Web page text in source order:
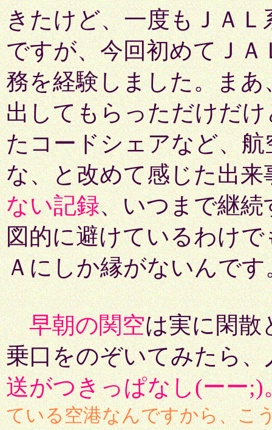
きたけど、一度もＪＡ
ですが、今回初めてＪ
務を経験しました。ま
出してもらっただけだ
たコードシェアなど、
な、と改めて感じた出
ない記録、いつまで継
図的に避けているわけ
Ａにしか縁がないんです
早朝の関空は実に閑散
乗口をのぞいてみたら
送がつきっぱなし(ーー;)
ている空港なんですから、こ